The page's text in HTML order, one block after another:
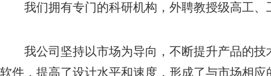
我们拥有专门的科研机构，外聘教授级高工
我公司坚持以市场为导向，不断提升产品的
软件，提高了设计水平和速度，形成了与市场相